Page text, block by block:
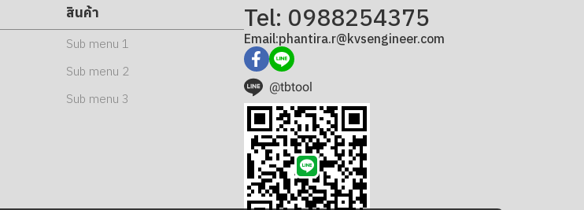
สินค้า
Sub menu 1
Sub menu 2
Sub menu 3
Tel: 0988254375
Email:phantira.r@kvsengineer.com
@tbtool